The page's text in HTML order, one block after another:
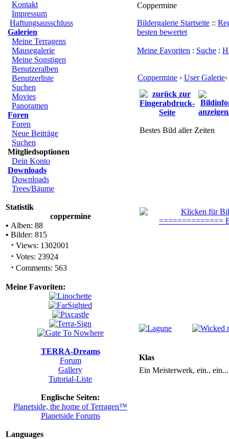
Kontakt
Impressum
Haftungsausschluss
Galerien
Meine Terragens
Mausegalerie
Meine Sonstigen
Benutzeralben
Benutzerliste
Suchen
Movies
Panoramen
Foren
Foren
Neue Beiträge
Suchen
Mitgliedsoptionen
Dein Konto
Downloads
Downloads
Trees/Bäume
Statistik
coppermine
• Alben: 88
• Bilder: 815
· Views: 1302001
· Votes: 23924
· Comments: 563
Meine Favoriten:
TERRA-Dreams
Forum
Gallery
Tutorial-Liste
Englische Seiten:
Planetside, the home of Terragen™
Planetside Forums
Languages
Coppermine
Bildergalerie Startseite ::
besten bewertet
Meine Favoriten : Suche :
Coppermine › User Galerie›
Bestes Bild aller Zeiten
Klas
Ein Meisterwerk, ein..